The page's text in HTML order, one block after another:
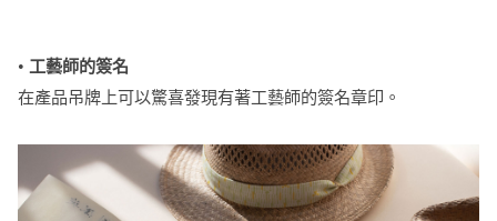
• 工藝師的簽名
在產品吊牌上可以驚喜發現有著工藝師的簽名章印。